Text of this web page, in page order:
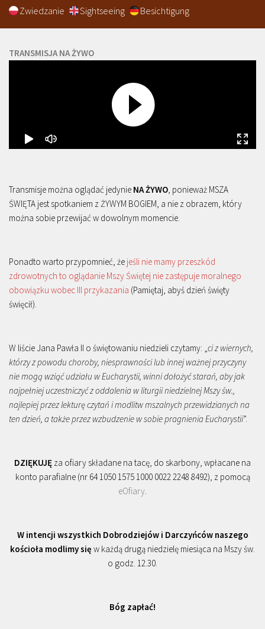
Zwiedzanie Sightseeing Besichtigung
TRANSMISJA NA ŻYWO
Transmisje można oglądać jedynie NA ŻYWO, ponieważ MSZA
ŚWIĘTA jest spotkaniem z ŻYWYM BOGIEM, a nie z obrazem, który
można sobie przewijać w dowolnym momencie.
Ponadto warto przypomnieć, że jeśli nie mamy przeszkód
zdrowotnych to oglądanie Mszy Świętej nie zastępuje moralnego
obowiązku wobec III przykazania (Pamiętaj, abyś dzień święty
święcił).
W liście Jana Pawła II o świętowaniu niedzieli czytamy: „ci z wiernych,
którzy z powodu choroby, niesprawności lub innej ważnej przyczyny
nie mogą wziąć udziału w Eucharystii, winni dołożyć starań, aby jak
najpełniej uczestniczyć z oddalenia w liturgii niedzielnej Mszy św.,
najlepiej przez lekturę czytań i modlitw mszalnych przewidzianych na
ten dzień, a także przez wzbudzenie w sobie pragnienia Eucharystii”.
DZIĘKUJĘ za ofiary składane na tacę, do skarbony, wpłacane na
konto parafialne (nr 64 1050 1575 1000 0022 2248 8492), z pomocą
eOfiary.
W intencji wszystkich Dobrodziejów i Darczyńców naszego
kościoła modlimy się w każdą drugą niedzielę miesiąca na Mszy św.
o godz. 12.30.
Bóg zapłać!